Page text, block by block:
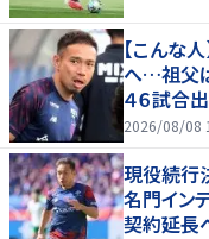
【こんな
へ…祖父
４６試合
2026/08/08
現役続行
名門イン
契約延長